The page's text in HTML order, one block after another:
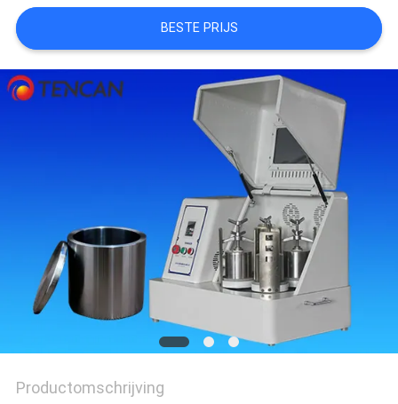
SITEMAP
PRIVACYBELEID
BESTE PRIJS
Productomschrijving